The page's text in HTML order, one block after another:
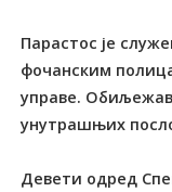
Парастос је
фочанским
управе.
унутрашњих
Девети одред